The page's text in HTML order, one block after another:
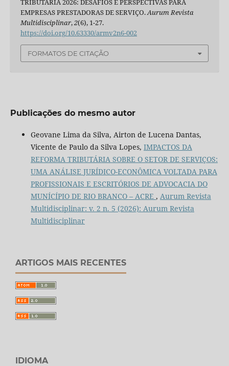
EMPRESAS PRESTADORAS DE SERVIÇO.Aurum Revista
Multidisciplinar,2(6), 1-27.
https://doi.org/10.63330/armv2n6-002
FORMATOS DE CITAÇÃO
Publicações do mesmo autor
Geovane Lima da Silva, Airton de Lucena Dantas,
Vicente de Paulo da Silva Lopes, IMPACTOS DA
REFORMA TRIBUTÁRIA SOBRE O SETOR DE SERVIÇOS:
UMA ANÁLISE JURÍDICO-ECONÔMICA VOLTADA PARA
PROFISSIONAIS E ESCRITÓRIOS DE ADVOCACIA DO
MUNÍCÍPIO DE RIO BRANCO – ACRE , Aurum Revista
Multidisciplinar: v. 2 n. 5 (2026): Aurum Revista
Multidisciplinar
ARTIGOS MAIS RECENTES
IDIOMA